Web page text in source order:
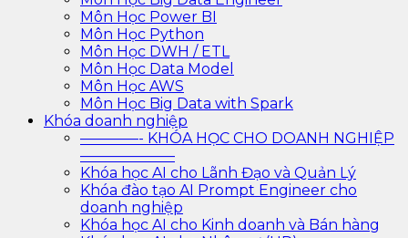
Môn Học Power BI
Môn Học Python
Môn Học DWH / ETL
Môn Học Data Model
Môn Học AWS
Môn Học Big Data with Spark
Khóa doanh nghiệp
————- KHÓA HỌC CHO DOANH NGHIỆP
——————–
Khóa học AI cho Lãnh Đạo và Quản Lý
Khóa đào tạo AI Prompt Engineer cho
doanh nghiệp
Khóa học AI cho Kinh doanh và Bán hàng